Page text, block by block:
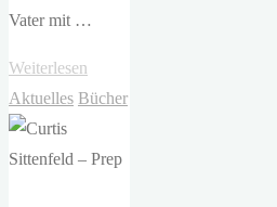
Vater mit …
Weiterlesen
Stanley
Wir
Aktuelles Bücher